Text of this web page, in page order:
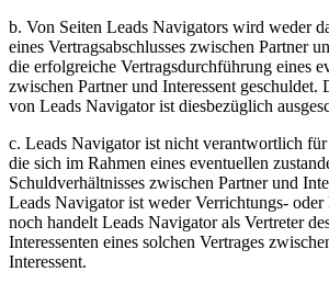
b. Von Seiten Leads Navigators wird weder
eines Vertragsabschlusses zwischen Partner
die erfolgreiche Vertragsdurchführung eines
zwischen Partner und Interessent geschuldet.
von Leads Navigator ist diesbezüglich
c. Leads Navigator ist nicht verantwortlich
die sich im Rahmen eines eventuellen
Schuldverhältnisses zwischen Partner und
Leads Navigator ist weder Verrichtungs-
noch handelt Leads Navigator als Vertreter
Interessenten eines solchen Vertrages
Interessent.